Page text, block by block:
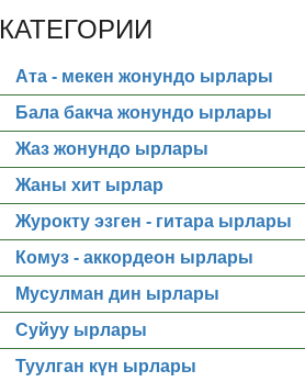
КАТЕГОРИИ
Ата - мекен жонундо ырлары
Бала бакча жонундо ырлары
Жаз жонундо ырлары
Жаны хит ырлар
Журокту эзген - гитара ырлары
Комуз - аккордеон ырлары
Мусулман дин ырлары
Суйуу ырлары
Туулган күн ырлары